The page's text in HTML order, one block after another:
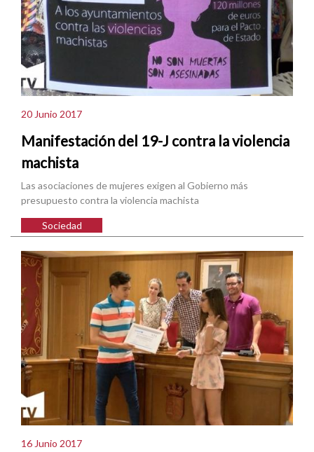
20 Junio 2017
Manifestación del 19-J contra la violencia
machista
Las asociaciones de mujeres exigen al Gobierno más
presupuesto contra la violencia machista
Sociedad
16 Junio 2017